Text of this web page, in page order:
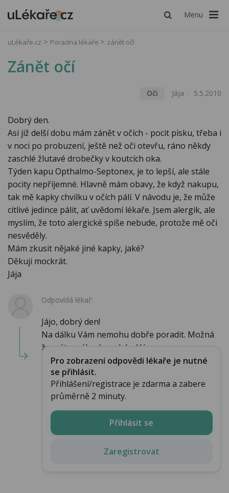
Menu
uLékaře.cz Poradna lékaře zánět očí
Zánět očí
Oči Jája 5.5.2010
Dobrý den.
Asi již delší dobu mám zánět v očích - pocit písku, třeba i
v noci po probuzení, ještě než oči otevřu, ráno někdy
zaschlé žlutavé drobečky v koutcích oka.
Týden kapu Opthalmo-Septonex, je to lepší, ale stále
pocity nepříjemné. Hlavně mám obavy, že když nakupu,
tak mě kapky chvilku v očích pálí. V návodu je, že může
citlivé jedince pálit, ať uvědomí lékaře. Jsem alergik, ale
myslím, že toto alergické spíše nebude, protože mě oči
nesvěděly.
Mám zkusit nějaké jiné kapky, jaké?
Děkuji mockrát.
Jája
Odpovídá lékař:
Jájo, dobrý den!
Na dálku Vám nemohu dobře poradit. Možná
že máte málo slz, pak by Vám ...
Pro zobrazení odpovědi lékaře je nutné
se přihlásit.
Přihlášení/registrace je zdarma a zabere
průměrně 2 minuty.
Přihlásit se
Zaregistrovat